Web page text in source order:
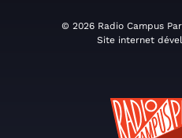
© 2026 Radio Campus
Site internet